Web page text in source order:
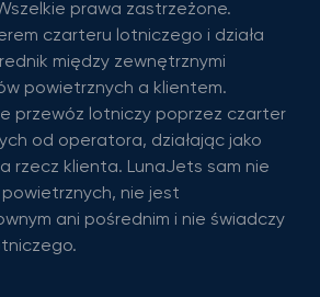
prawa zastrzeżone.
czarteru lotniczego i działa
między zewnętrznymi
powietrznych a klientem.
przewóz lotniczy poprzez czarter
od operatora, działając jako
rzecz klienta. LunaJets sam nie
nie jest
ani pośrednim i nie świadczy